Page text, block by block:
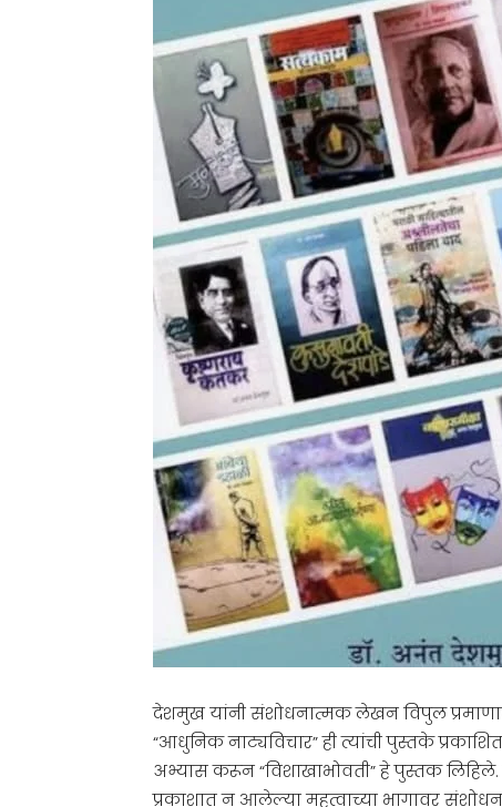
देशमुख यांनी संशोधनात्मक लेखन विपुल
“आधुनिक नाट्यविचार” ही त्यांची पुस्तके
अभ्यास करून “विशाखाभोवती” हे पुस्तक लिहिले.
प्रकाशात न आलेल्या महत्वाच्या भागावर